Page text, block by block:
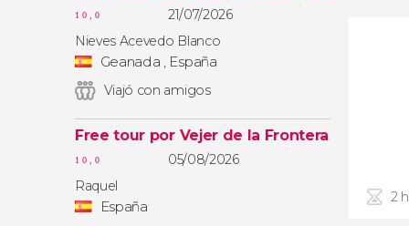
10,0
21/07/2026
Nieves Acevedo Blanco
Geanada , España
Viajó con amigos
Free tour por Vejer de la Frontera
10,0
05/08/2026
Raquel
España
2